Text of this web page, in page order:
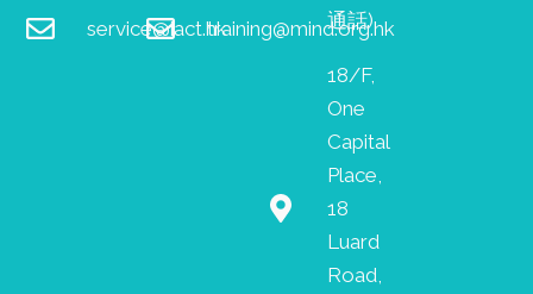
service@iact.hktraining@mind.org.hk
通話)
18/F,
One
Capital
Place,
18
Luard
Road,